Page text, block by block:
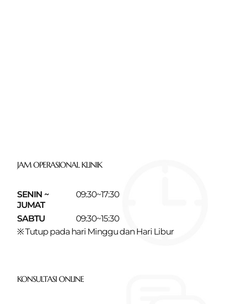
JAM OPERASIONAL KLINIK
SENIN ~
JUMAT
09:30~17:30
SABTU
09:30~15:30
※ Tutup pada hari Minggu dan Hari Libur
KONSULTASI ONLINE